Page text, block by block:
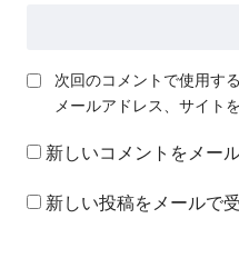
次回のコメントで使用す
メールアドレス、サイト
新しいコメントをメー
新しい投稿をメールで